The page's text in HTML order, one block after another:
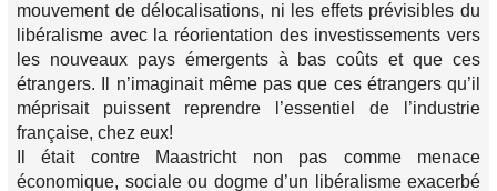
mouvement de délocalisations, ni les effets prévisibles du
libéralisme avec la réorientation des investissements vers
les nouveaux pays émergents à bas coûts et que ces
étrangers. Il n’imaginait même pas que ces étrangers qu’il
méprisait puissent reprendre l’essentiel de l’industrie
française, chez eux!
Il était contre Maastricht non pas comme menace
économique, sociale ou dogme d’un libéralisme exacerbé